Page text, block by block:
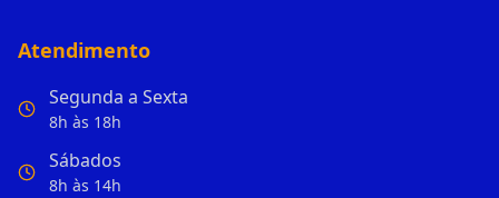
Atendimento
Segunda a Sexta
8h às 18h
Sábados
8h às 14h